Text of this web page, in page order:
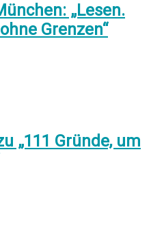
„Lesen.
Grenzen“
„111 Gründe, um